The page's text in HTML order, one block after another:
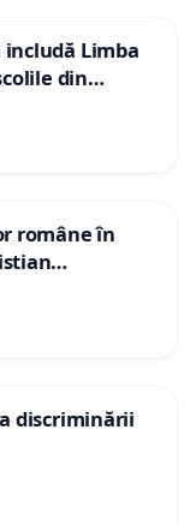
Limba
din
române în
de
discriminării